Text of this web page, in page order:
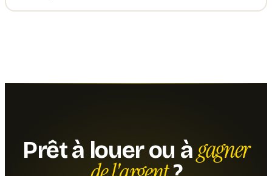
Prêt à louer ou àgagner